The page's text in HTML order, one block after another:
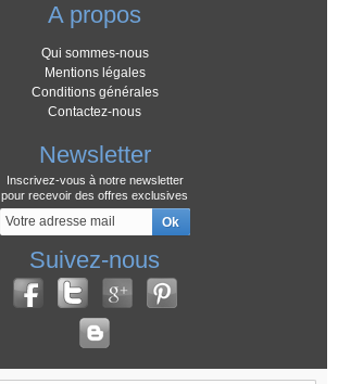
A propos
Qui sommes-nous
Mentions légales
Conditions générales
Contactez-nous
Newsletter
Inscrivez-vous à notre newsletter
pour recevoir des offres exclusives
Suivez-nous